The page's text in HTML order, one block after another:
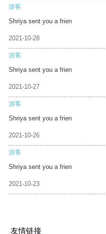
游客
Shriya sent you a frien
2021-10-28
游客
Shriya sent you a frien
2021-10-27
游客
Shriya sent you a frien
2021-10-26
游客
Shriya sent you a frien
2021-10-23
友情链接